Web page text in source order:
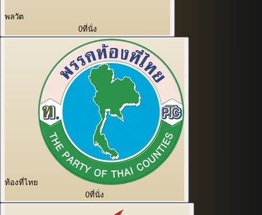
พลวัต
0ที่นั่ง
ท้องที่ไทย
0ที่นั่ง